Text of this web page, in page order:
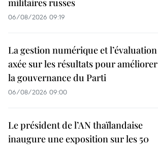
militaires russes
06/08/2026 09:19
La gestion numérique et l’évaluation
axée sur les résultats pour améliorer
la gouvernance du Parti
06/08/2026 09:00
Le président de l’AN thaïlandaise
inaugure une exposition sur les 50